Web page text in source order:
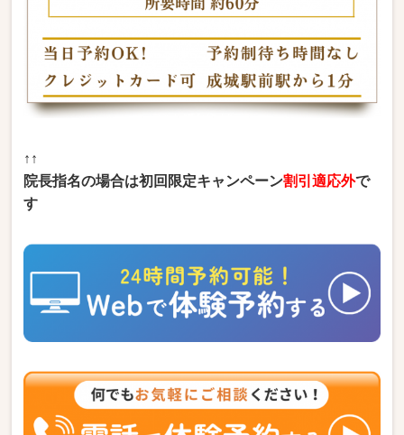
↑↑
院長指名の場合は初回限定キャンペーン割引適応外で
す